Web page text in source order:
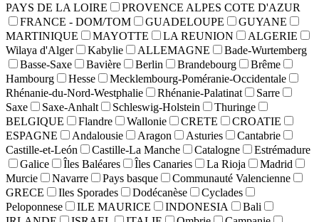
PAYS DE LA LOIRE
PROVENCE ALPES COTE D'AZUR
FRANCE - DOM/TOM
GUADELOUPE
GUYANE
MARTINIQUE
MAYOTTE LA REUNION
ALGERIE
Wilaya d'Alger
Kabylie ALLEMAGNE
Bade-Wurtemberg
Basse-Saxe
Bavière Berlin Brandebourg
Brême
Hambourg
Hesse
Mecklembourg-Poméranie-Occidentale
Rhénanie-du-Nord-Westphalie
Rhénanie-Palatinat
Sarre
Saxe
Saxe-Anhalt Schleswig-Holstein
Thuringe
BELGIQUE
Flandre Wallonie CRETE
CROATIE
ESPAGNE
Andalousie Aragon Asturies
Cantabrie
Castille-et-León
Castille-La Manche Catalogne
Estrémadure
Galice
Îles Baléares Îles Canaries La Rioja
Madrid
Murcie
Navarre Pays basque
Communauté Valencienne
GRECE
Iles Sporades Dodécanèse
Cyclades
Peloponnese
ILE MAURICE INDONESIA
Bali